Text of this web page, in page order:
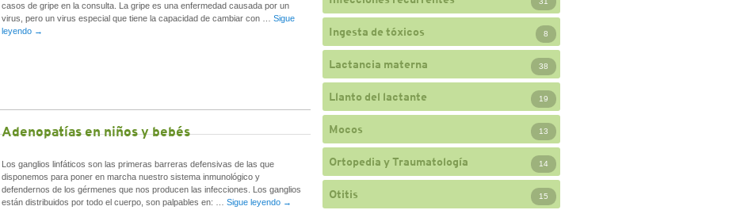
casos de gripe en la consulta. La gripe es una enfermedad causada por un
virus, pero un virus especial que tiene la capacidad de cambiar con … Sigue
leyendo →
Adenopatías en niños y bebés
Los ganglios linfáticos son las primeras barreras defensivas de las que
disponemos para poner en marcha nuestro sistema inmunológico y
defendernos de los gérmenes que nos producen las infecciones. Los ganglios
están distribuidos por todo el cuerpo, son palpables en: … Sigue leyendo →
Ingesta de tóxicos 8
Lactancia materna 38
Llanto del lactante 19
Mocos 13
Ortopedia y Traumatología 14
Otitis 15